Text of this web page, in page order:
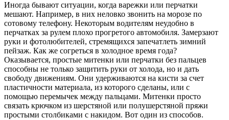
Иногда бывают ситуации, когда варежки или перчатки
мешают. Например, в них неловко звонить на морозе по
сотовому телефону. Некоторым водителям неудобно в
перчатках за рулем плохо прогретого автомобиля. Замерзают
руки и фотолюбителей, стремящихся запечатлеть зимний
пейзаж. Как же согреться в холодное время года?
Оказывается, простые митенки или перчатки без пальцев
способны не только защитить руки от холода, но и дать
свободу движениям. Они удерживаются на кисти за счет
пластичности материала, из которого сделаны, или с
помощью перемычек между пальцами. Митенки просто
связать крючком из шерстяной или полушерстяной пряжи
простыми столбиками с накидом. Вот один из способов.